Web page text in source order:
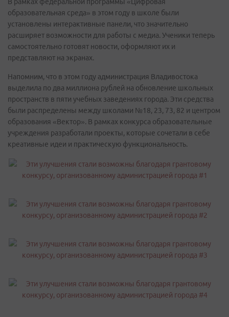
образовательная среда» в этом году в школе были
установлены интерактивные панели, что значительно
расширяет возможности для работы с медиа. Ученики теперь
самостоятельно готовят новости, оформляют их и
представляют на экранах.
Напомним, что в этом году администрация Владивостока
выделила по два миллиона рублей на обновление школьных
пространств в пяти учебных заведениях города. Эти средства
были распределены между школами №18, 23, 73, 82 и центром
образования «Вектор». В рамках конкурса образовательные
учреждения разработали проекты, которые сочетали в себе
креативные идеи и практическую функциональность.